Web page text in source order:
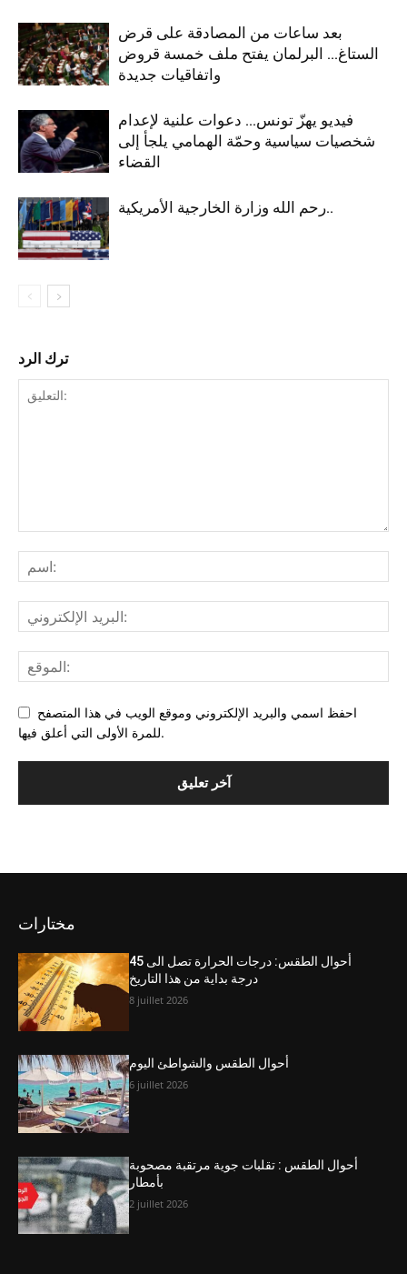
بعد ساعات من المصادقة على قرض
الستاغ… البرلمان يفتح ملف خمسة قروض
واتفاقيات جديدة
فيديو يهزّ تونس… دعوات علنية لإعدام
شخصيات سياسية وحمّة الهمامي يلجأ إلى
القضاء
رحم الله وزارة الخارجية الأمريكية..
ترك الرد
احفظ اسمي والبريد الإلكتروني وموقع الويب في هذا المتصفح
للمرة الأولى التي أعلق فيها.
مختارات
أحوال الطقس: درجات الحرارة تصل الى 45
درجة بداية من هذا التاريخ
8 juillet 2026
أحوال الطقس والشواطئ اليوم
6 juillet 2026
أحوال الطقس : تقلبات جوية مرتقبة مصحوبة
بأمطار
2 juillet 2026